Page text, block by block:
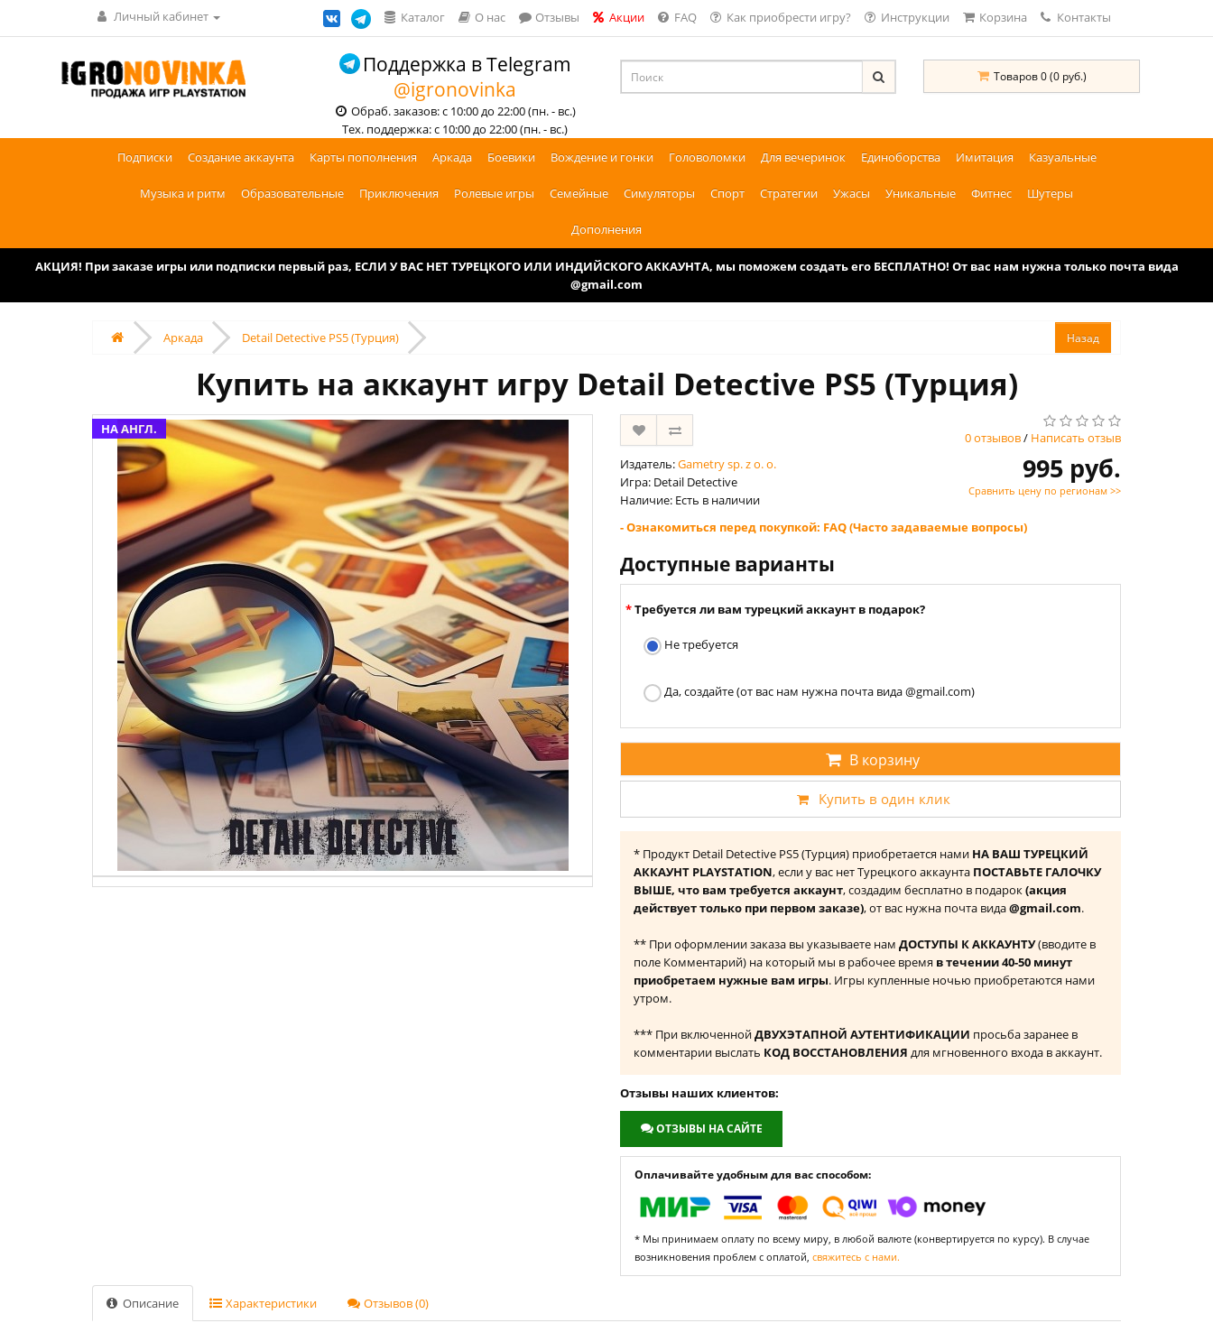
Личный кабинет Каталог О нас Отзывы Акции FAQ Как приобрести игру? Инструкции Корзина Контакты
Поддержка в Telegram
@igronovinka
Обраб. заказов: с 10:00 до 22:00 (пн. - вс.)
Тех. поддержка: с 10:00 до 22:00 (пн. - вс.)
Товаров 0 (0 руб.)
Подписки Создание аккаунта Карты пополнения Аркада Боевики Вождение и гонки Головоломки Для вечеринок Единоборства Имитация Казуальные
Музыка и ритм Образовательные Приключения Ролевые игры Семейные Симуляторы Спорт Стратегии Ужасы Уникальные Фитнес Шутеры
Дополнения
АКЦИЯ! При заказе игры или подписки первый раз, ЕСЛИ У ВАС НЕТ ТУРЕЦКОГО ИЛИ ИНДИЙСКОГО АККАУНТА, мы поможем создать его БЕСПЛАТНО! От вас нам нужна только почта вида
@gmail.com
Аркада Detail Detective PS5 (Турция)
Купить на аккаунт игру Detail Detective PS5 (Турция)
НА АНГЛ.
0 отзывов/ Написать отзыв
Издатель:Gametry sp. z o. o.
Игра: Detail Detective
Наличие: Есть в наличии
995 руб.
Сравнить цену по регионам >>
- Ознакомиться перед покупкой: FAQ (Часто задаваемые вопросы)
Доступные варианты
Требуется ли вам турецкий аккаунт в подарок?
Не требуется
Да, создайте (от вас нам нужна почта вида @gmail.com)
В корзину
Купить в один клик
* Продукт Detail Detective PS5 (Турция) приобретается нами НА ВАШ ТУРЕЦКИЙ
АККАУНТ PLAYSTATION, если у вас нет Турецкого аккаунта ПОСТАВЬТЕ ГАЛОЧКУ
ВЫШЕ, что вам требуется аккаунт, создадим бесплатно в подарок(акция
действует только при первом заказе), от вас нужна почта вида@gmail.com.
** При оформлении заказа вы указываете нам ДОСТУПЫ К АККАУНТУ(вводите в
поле Комментарий) на который мы в рабочее время в течении 40-50 минут
приобретаем нужные вам игры. Игры купленные ночью приобретаются нами
утром.
*** При включеннойДВУХЭТАПНОЙ АУТЕНТИФИКАЦИИ просьба заранее в
комментарии выслать КОД ВОССТАНОВЛЕНИЯ для мгновенного входа в аккаунт.
Отзывы наших клиентов:
ОТЗЫВЫ НА САЙТЕ
Оплачивайте удобным для вас способом:
* Мы принимаем оплату по всему миру, в любой валюте (конвертируется по курсу). В случае
возникновения проблем с оплатой, свяжитесь с нами.
Описание Характеристики Отзывов (0)